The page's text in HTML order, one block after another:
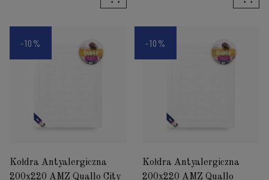
Kołdra Antyalergiczna
200x220 AMZ Quallo City
-10%
Kołdra Antyalergiczna
200x220 AMZ Quallo
-10%